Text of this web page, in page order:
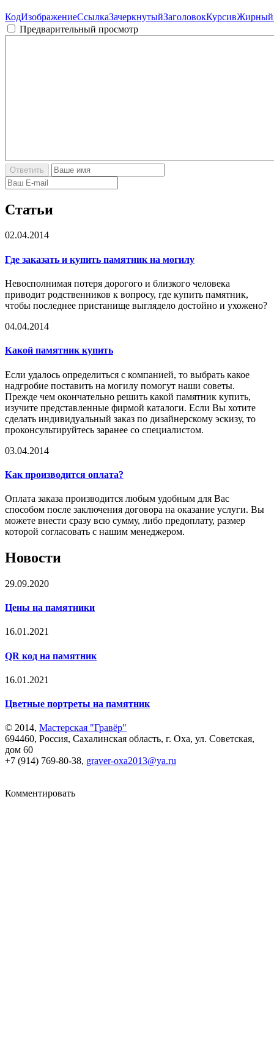
КодИзображениеСсылкаЗачеркнутыйЗаголовокКурсивЖирный
Предварительный просмотр
Статьи
02.04.2014
Где заказать и купить памятник на могилу
Невосполнимая потеря дорогого и близкого человека
приводит родственников к вопросу, где купить памятник,
чтобы последнее пристанище выглядело достойно и ухожено?
04.04.2014
Какой памятник купить
Если удалось определиться с компанией, то выбрать какое
надгробие поставить на могилу помогут наши советы.
Прежде чем окончательно решить какой памятник купить,
изучите представленные фирмой каталоги. Если Вы хотите
сделать индивидуальный заказ по дизайнерскому эскизу, то
проконсультируйтесь заранее со специалистом.
03.04.2014
Как производится оплата?
Оплата заказа производится любым удобным для Вас
способом после заключения договора на оказание услуги. Вы
можете внести сразу всю сумму, либо предоплату, размер
которой согласовать с нашим менеджером.
Новости
29.09.2020
Цены на памятники
16.01.2021
QR код на памятник
16.01.2021
Цветные портреты на памятник
© 2014, Мастерская "Гравёр"
694460, Россия, Сахалинская область, г. Оха, ул. Советская,
дом 60
+7 (914) 769-80-38, graver-oxa2013@ya.ru
Комментировать